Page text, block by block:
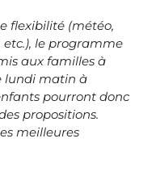
flexibilité (météo,
le programme
aux familles à
lundi matin à
pourront donc
propositions.
meilleures